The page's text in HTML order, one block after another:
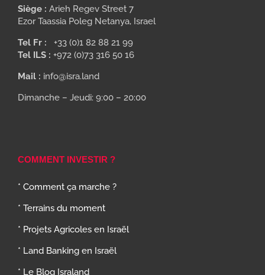
Siège : Arieh Regev Street 7
Ezor Taassia Poleg Netanya, Israel
Tel Fr : +33 (0)1 82 88 21 99
Tel ILS : +972 (0)73 316 50 16
Mail : info@isra.land
Dimanche – Jeudi: 9:00 – 20:00
COMMENT INVESTIR ?
* Comment ça marche ?
* Terrains du moment
* Projets Agricoles en Israël
* Land Banking en Israël
* Le Blog Israland